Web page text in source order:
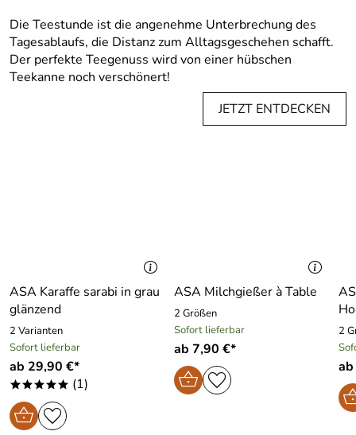
Die Teestunde ist die angenehme Unterbrechung des
Tagesablaufs, die Distanz zum Alltagsgeschehen schafft.
Der perfekte Teegenuss wird von einer hübschen
Teekanne noch verschönert!
JETZT ENTDECKEN
ASA Karaffe sarabi in grau
glänzend
2 Varianten
Sofort lieferbar
ab 29,90 €*
***** (1)
ASA Milchgießer à Table
2 Größen
Sofort lieferbar
ab 7,90 €*
2